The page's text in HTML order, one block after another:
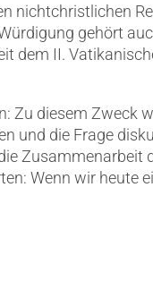
nichtchristlichen
gehört
dem II.
Zu diesem Zweck
und die Frage
Zusammenarbeit
Wenn wir heute